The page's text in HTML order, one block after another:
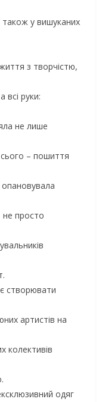
також у вишуканих
з творчістю,
всі руки:
не лише
– пошиття
опановувала
не просто
створювати
артистів на
колективів
одяг